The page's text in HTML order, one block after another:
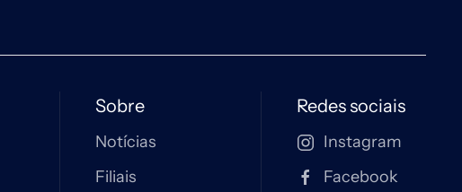
Sobre
Notícias
Filiais
Redes sociais
Instagram
Facebook